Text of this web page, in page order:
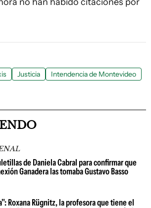
Justicia
Intendencia de Montevideo
de Daniela Cabral para confirmar que
Ganadera las tomaba Gustavo Basso
Roxana Rügnitz, la profesora que tiene el